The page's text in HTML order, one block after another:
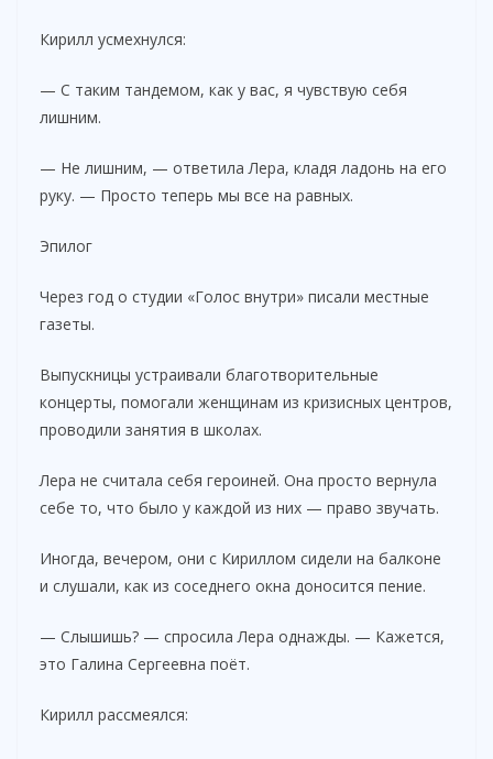
Кирилл усмехнулся:
— С таким тандемом, как у вас, я чувствую себя
лишним.
— Не лишним, — ответила Лера, кладя ладонь на его
руку. — Просто теперь мы все на равных.
Эпилог
Через год о студии «Голос внутри» писали местные
газеты.
Выпускницы устраивали благотворительные
концерты, помогали женщинам из кризисных центров,
проводили занятия в школах.
Лера не считала себя героиней. Она просто вернула
себе то, что было у каждой из них — право звучать.
Иногда, вечером, они с Кириллом сидели на балконе
и слушали, как из соседнего окна доносится пение.
— Слышишь? — спросила Лера однажды. — Кажется,
это Галина Сергеевна поёт.
Кирилл рассмеялся: